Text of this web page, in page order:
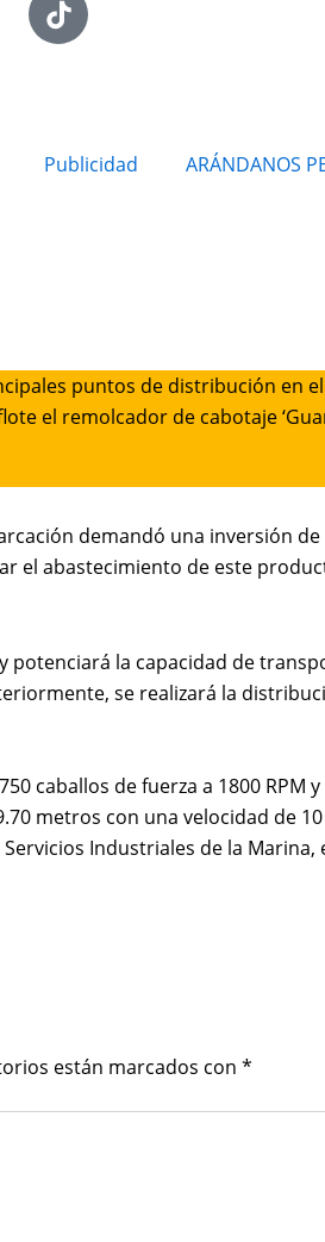
Publicidad ARÁNDANOS
puntos de distribución en
el remolcador de cabotaje
demandó una inversión
abastecimiento de este
potenciará la capacidad de
se realizará la
caballos de fuerza a 1800
metros con una velocidad de
Industriales de la
están marcados con *